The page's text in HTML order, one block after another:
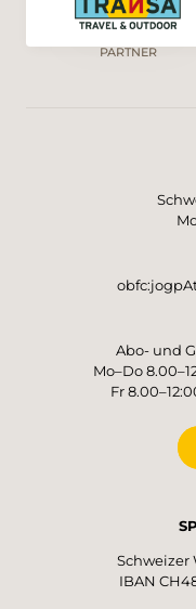
PARTNER
Abo- und
Mo–Do
Fr
Schweizer
IBAN